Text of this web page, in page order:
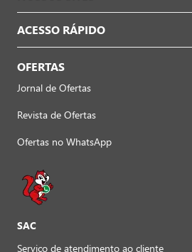
ACESSO RÁPIDO
OFERTAS
Jornal de Ofertas
Revista de Ofertas
Ofertas no WhatsApp
SAC
Serviço de atendimento ao cliente